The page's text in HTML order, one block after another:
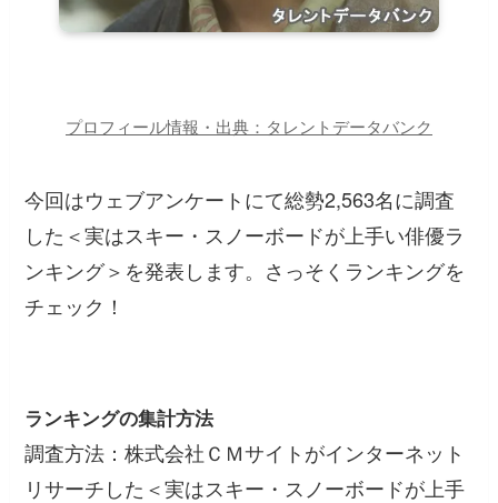
プロフィール情報・出典：タレントデータバンク
今回はウェブアンケートにて総勢2,563名に調査
した＜実はスキー・スノーボードが上手い俳優ラ
ンキング＞を発表します。さっそくランキングを
チェック！
ランキングの集計方法
調査方法：株式会社ＣＭサイトがインターネット
リサーチした＜実はスキー・スノーボードが上手